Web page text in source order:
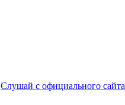
Слушай с официального сайта